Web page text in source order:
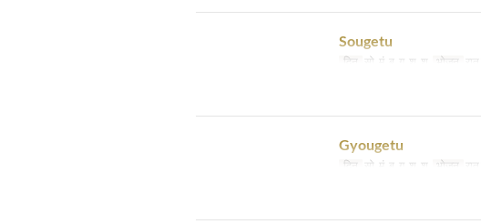
Sougetu
दिन सो, मं, बु, गु, शु, श भोजन
Gyougetu
दिन सो, मं, बु, गु, शु, श भोजन